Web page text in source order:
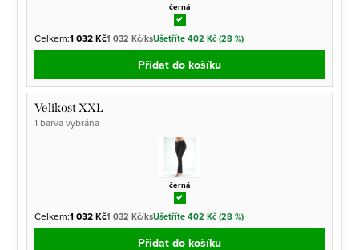
černá
Celkem:1 032 Kč1 032 Kč/ksUšetříte 402 Kč (28 %)
Přidat do košíku
Velikost XXL
1 barva vybrána
černá
Celkem:1 032 Kč1 032 Kč/ksUšetříte 402 Kč (28 %)
Přidat do košíku